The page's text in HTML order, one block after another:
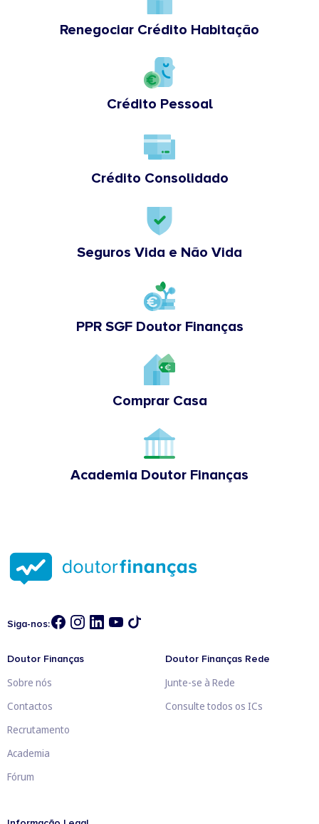
Renegociar Crédito Habitação
Crédito Pessoal
Crédito Consolidado
Seguros Vida e Não Vida
PPR SGF Doutor Finanças
Comprar Casa
Academia Doutor Finanças
Siga-nos:
Doutor Finanças
Sobre nós
Contactos
Recrutamento
Academia
Fórum
Doutor Finanças Rede
Junte-se à Rede
Consulte todos os ICs